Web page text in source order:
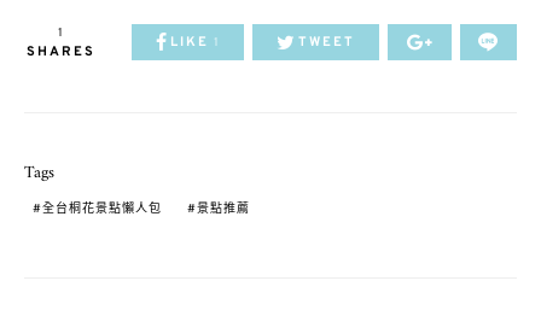
1
SHARES
LIKE 1 TWEET
Tags
全台桐花景點懶人包 景點推薦